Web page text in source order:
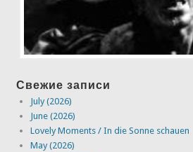
Свежие записи
July (2026)
June (2026)
Lovely Moments / In die Sonne schauen
May (2026)